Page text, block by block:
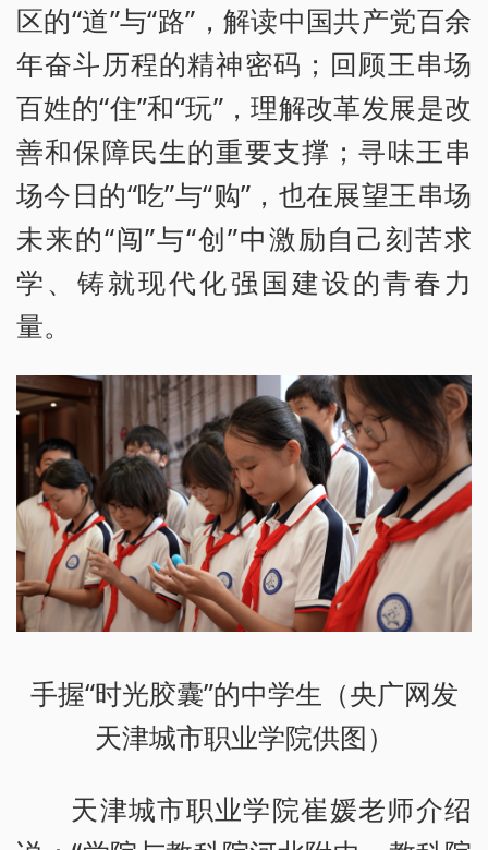
区的“道”与“路”，解读中国共产党百余
年奋斗历程的精神密码；回顾王串场
百姓的“住”和“玩”，理解改革发展是改
善和保障民生的重要支撑；寻味王串
场今日的“吃”与“购”，也在展望王串场
未来的“闯”与“创”中激励自己刻苦求
学、铸就现代化强国建设的青春力
量。
手握“时光胶囊”的中学生（央广网发
天津城市职业学院供图）
天津城市职业学院崔媛老师介绍